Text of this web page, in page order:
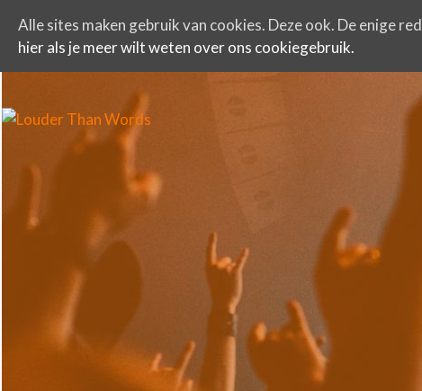
Alle sites maken gebruik van cookies. Deze ook. De enige
hier als je meer wilt weten over ons cookiegebruik.